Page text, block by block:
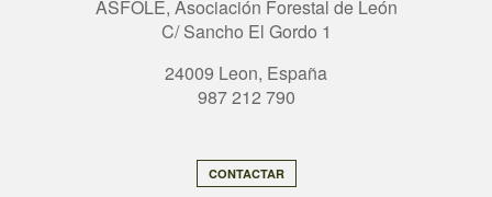
ASFOLE, Asociación Forestal de León
C/ Sancho El Gordo 1
24009 Leon, España
987 212 790
CONTACTAR